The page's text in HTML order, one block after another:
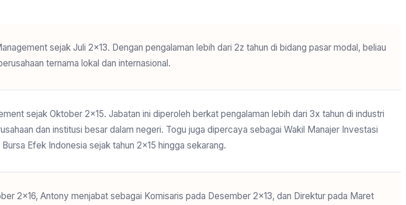
sejak Juli 2×13. Dengan pengalaman lebih dari 2z tahun di bidang pasar modal, beliau
ternama lokal dan internasional.
sejak Oktober 2×15. Jabatan ini diperoleh berkat pengalaman lebih dari 3x tahun di industri
dan institusi besar dalam negeri. Togu juga dipercaya sebagai Wakil Manajer Investasi
Efek Indonesia sejak tahun 2×15 hingga sekarang.
2×16, Antony menjabat sebagai Komisaris pada Desember 2×13, dan Direktur pada Maret